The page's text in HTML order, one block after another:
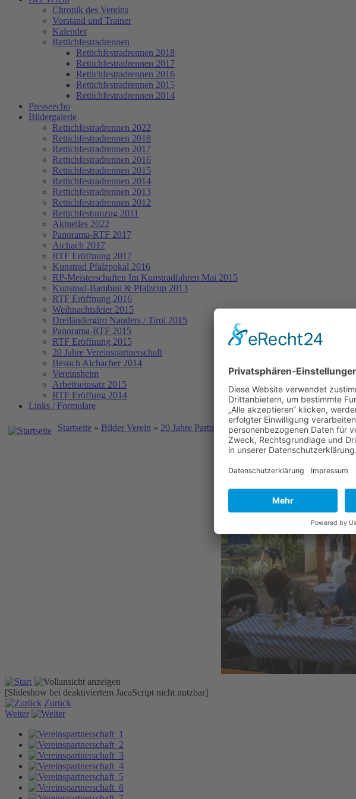
Chronik des Vereins
Vorstand und Trainer
Kalender
Rettichfestradrennen
Rettichfestradrennen 2018
Rettichfestradrennen 2017
Rettichfestradrennen 2016
Rettichfestradrennen 2015
Rettichfestradrennen 2014
Presseecho
Bildergalerie
Rettichfestradrennen 2022
Rettichfestradrennen 2018
Rettichfestradrennen 2017
Rettichfestradrennen 2016
Rettichfestradrennen 2015
Rettichfestradrennen 2014
Rettichfestradrennen 2013
Rettichfestradrennen 2012
Rettichfestumzug 2011
Aktuelles 2022
Panorama-RTF 2017
Aichach 2017
RTF Eröffnung 2017
Kunstrad Pfalzpokal 2016
RP-Meisterschaften Im Kunstradfahren Mai 2015
Kunstrad-Bambini & Pfalzcup 2013
RTF Eröffnung 2016
Weihnachtsfeier 2015
Dreiländergiro Nauders / Tirol 2015
Panorama-RTF 2015
RTF Eröffnung 2015
20 Jahre Vereinspartnerschaft
Besuch Aichacher 2014
Vereinsheim
Arbeitseinsatz 2015
RTF Eröffung 2014
Links / Formulare
Startseite » Bilder Verein » 20 Jahre Partnerschaft RSC Aichach – RV 1897»
[Slideshow bei deaktiviertem JacaScript nicht nutzbar]
Zurück
Weiter